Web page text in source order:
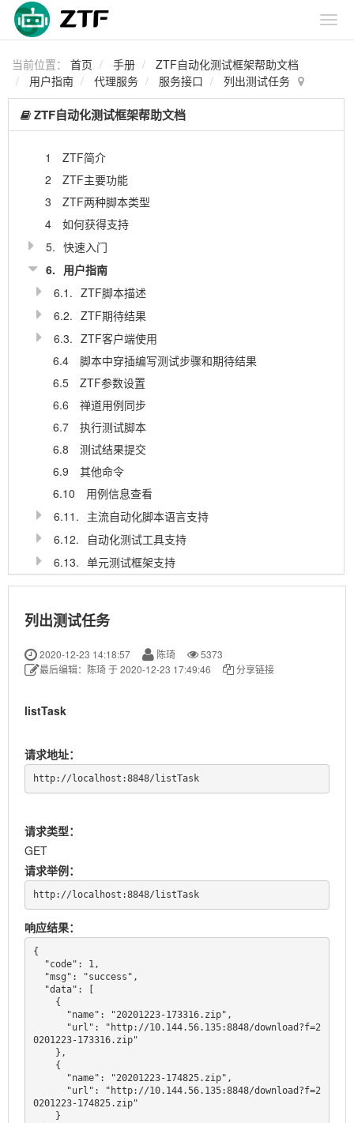
当前位置： 首页 手册
ZTF自动化测试框架帮助文档
用户指南
代理服务 服务接口 列出测试任务
ZTF自动化测试框架帮助文档
1
ZTF简介
2
ZTF主要功能
3
ZTF两种脚本类型
4
如何获得支持
5. 快速入门
6. 用户指南
6.1. ZTF脚本描述
6.2. ZTF期待结果
6.3. ZTF客户端使用
6.4
脚本中穿插编写测试步骤和期待结果
6.5
ZTF参数设置
6.6
禅道用例同步
6.7
执行测试脚本
6.8
测试结果提交
6.9
其他命令
6.10
用例信息查看
6.11. 主流自动化脚本语言支持
6.12.
自动化测试工具支持
6.13. 单元测试框架支持
6.14. Jenkins集成
6.15.1
使用代理执行测试
6.15.2
心跳请求
6.15.3. 服务接口
6.15.3.4
下载测试结果
6.15.3.5
修改ZTF配置
列出测试任务
2020-12-23 14:18:57 陈琦
5373
最后编辑：陈琦 于 2020-12-23 17:49:46
分享链接
listTask
请求地址：
http://localhost:8848/listTask
请求类型：
GET
请求举例：
http://localhost:8848/listTask
响应结果：
{
"code": 1,
"msg": "success",
"data": [
{
"name": "20201223-173316.zip",
"url": "http://10.144.56.135:8848/download?f=2
0201223-173316.zip"
},
{
"name": "20201223-174825.zip",
"url": "http://10.144.56.135:8848/download?f=2
0201223-174825.zip"
}